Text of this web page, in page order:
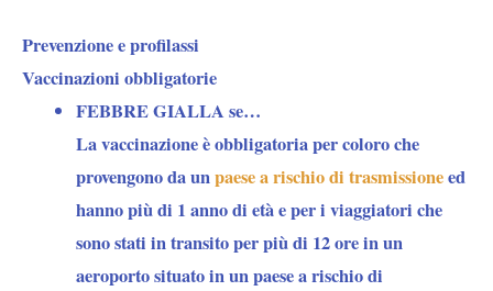
Prevenzione e profilassi
Vaccinazioni obbligatorie
FEBBRE GIALLA se…
La vaccinazione è obbligatoria per coloro che
provengono da unpaese a rischio di trasmissioneed
hanno più di 1 anno di età e per i viaggiatori che
sono stati in transito per più di 12 ore in un
aeroporto situato in un paese a rischio di